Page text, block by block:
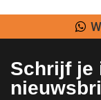
Schrijf je